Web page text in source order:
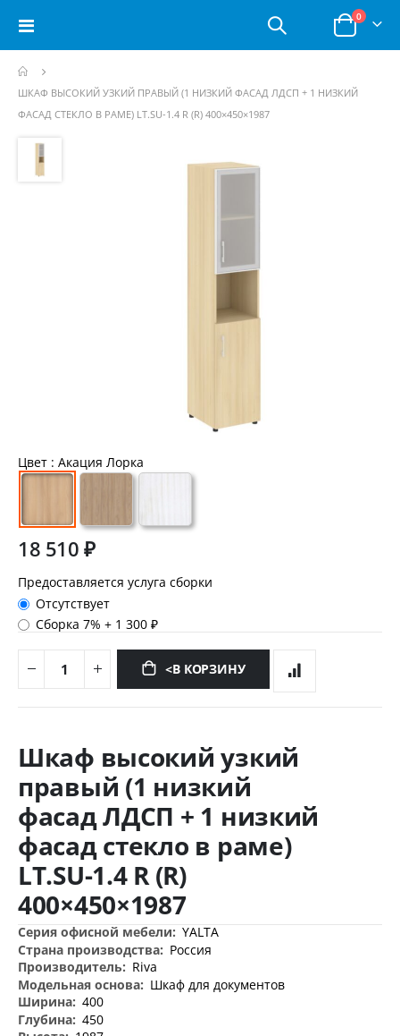
Toggle
Корзина
0позиции
ШКАФ ВЫСОКИЙ УЗКИЙ ПРАВЫЙ (1 НИЗКИЙ ФАСАД ЛДСП + 1 НИЗКИЙ
ФАСАД СТЕКЛО В РАМЕ) LT.SU-1.4 R (R) 400×450×1987
Пропустить
перейти
Цвет : Акация Лорка
18 510 ₽
Предоставляется услуга сборки
Отсутствует
Сборка 7%+ 1 300 ₽
<В КОРЗИНУ
началу
изображений
Шкаф высокий узкий
правый (1 низкий
фасад ЛДСП + 1 низкий
фасад стекло в раме)
LT.SU-1.4 R (R)
400×450×1987
Дополнительная
информация
YALTA
Россия
Riva
Шкаф для документов
400
450